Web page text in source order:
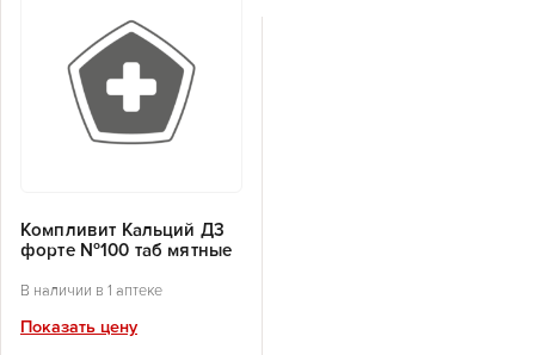
Компливит Кальций Д3
форте №100 таб мятные
В наличии в 1 аптеке
Показать цену